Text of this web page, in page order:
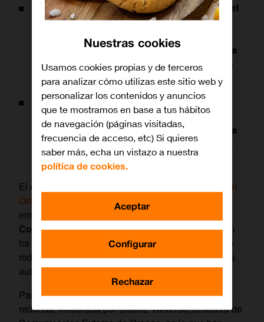
Estas y otras conclusiones se extrajeron en el
encuentro ‘Entorno cercano al autismo:
convivencia, superación y apoyo’, que ha
organizado la Fundación Orange y que busca
visibilizar la realidad del autismo en nuestros
días.
En dicho acto participaron Noemí Navarro,
influencercon autismo y madre de niño con
TEA; Helena Gandía, de Federación Española
de Autismo (FESPAU); y María José Martínez
Arracó, hermana de una mujer con autismo.
El espacio Orange Digital Center, que la
Fundación
Orange
tiene en Madrid, ha sido escenario del
encuentro
‘Entorno Cercano Al Autismo:
Convivencia, Superación Y Apoyo’, cuyo objetivo
ha sido visibilizar la realidad del autismo y lo que le
rodea desde la experiencia de las propias personas
autistas y sus allegados.
Para ello, la Fundación ha organizado una mesa
redonda, moderada por Beatriz Valverde, directora de
Nuestras cookies
Usamos cookies propias y de terceros
para analizar cómo utilizas este sitio web y
personalizar los contenidos y anuncios
que te mostramos en base a tus hábitos
de navegación (páginas visitadas,
frecuencia de acceso, etc) Si quieres
saber más, echa un vistazo a nuestra
política de cookies.
Configurar
Rechazar
Aceptar